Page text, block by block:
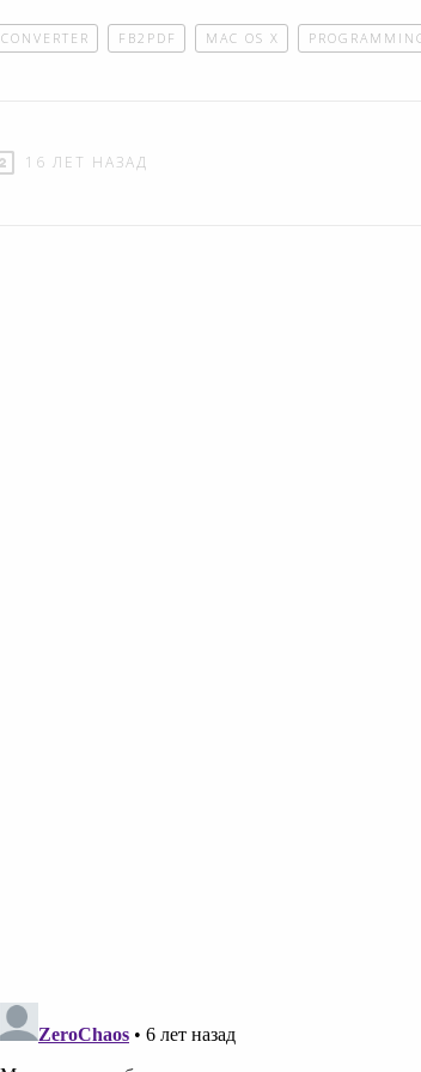
CONVERTER FB2PDF MAC OS X
16 ЛЕТ НАЗАД